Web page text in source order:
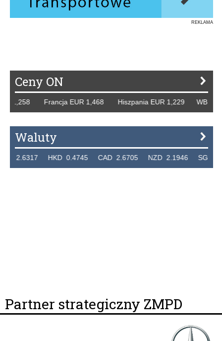
REKLAMA
Ceny ON
1,258 Francja EUR 1,468 Hiszpania EUR 1,229 WB
Waluty
2.6317 HKD 0.4745 CAD 2.6705 NZD 2.1946 SGD
Partner strategiczny ZMPD